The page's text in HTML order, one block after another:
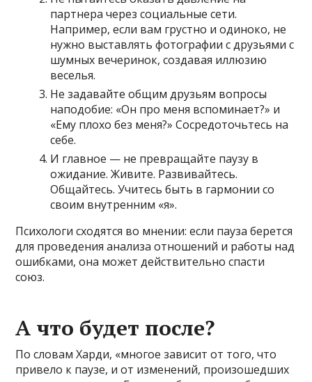
партнера через социальные сети.
Например, если вам грустно и одиноко, не
нужно выставлять фотографии с друзьями с
шумных вечеринок, создавая иллюзию
веселья.
Не задавайте общим друзьям вопросы
наподобие: «Он про меня вспоминает?» и
«Ему плохо без меня?» Сосредоточьтесь на
себе.
И главное — не превращайте паузу в
ожидание. Живите. Развивайтесь.
Общайтесь. Учитесь быть в гармонии со
своим внутренним «я».
Психологи сходятся во мнении: если пауза берется
для проведения анализа отношений и работы над
ошибками, она может действительно спасти
союз.
А что будет после?
По словам Харди, «многое зависит от того, что
привело к паузе, и от изменений, произошедших